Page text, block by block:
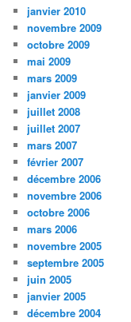
janvier 2010
novembre 2009
octobre 2009
mai 2009
mars 2009
janvier 2009
juillet 2008
juillet 2007
mars 2007
février 2007
décembre 2006
novembre 2006
octobre 2006
mars 2006
novembre 2005
septembre 2005
juin 2005
janvier 2005
décembre 2004